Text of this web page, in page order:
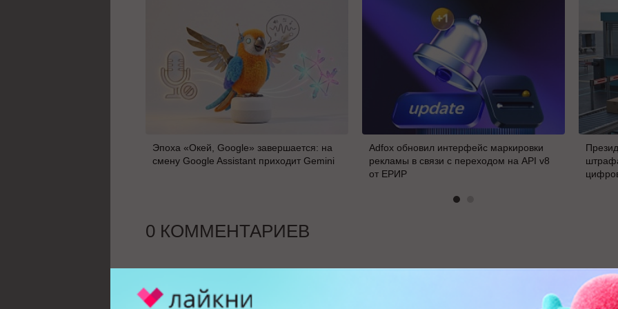
Эпоха «Окей, Google» завершается: на
смену Google Assistant приходит Gemini
Adfox обновил интерфейс маркировки
рекламы в связи с переходом на API v8
от ЕРИР
0 КОММЕНТАРИЕВ